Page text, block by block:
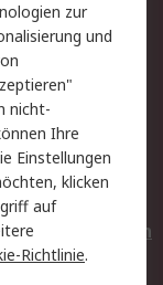
Batterien
zur
und
nicht-
Ihre
Einstellungen
klicken
auf
Richtlinie.